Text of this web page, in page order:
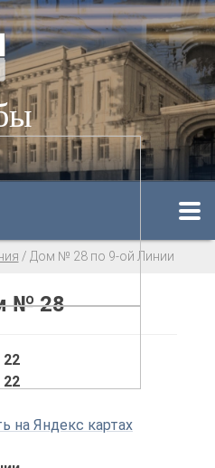
/ Дом № 28 по 9-ой Линии
№ 28
22
22
на Яндекс картах